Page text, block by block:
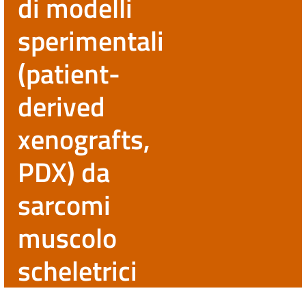
sperimentali
(patient-
derived
xenografts,
PDX) da
sarcomi
muscolo
scheletrici